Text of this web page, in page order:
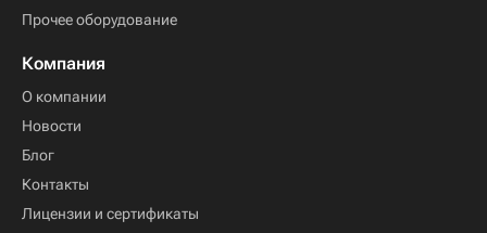
Прочее оборудование
Компания
О компании
Новости
Блог
Контакты
Лицензии и сертификаты